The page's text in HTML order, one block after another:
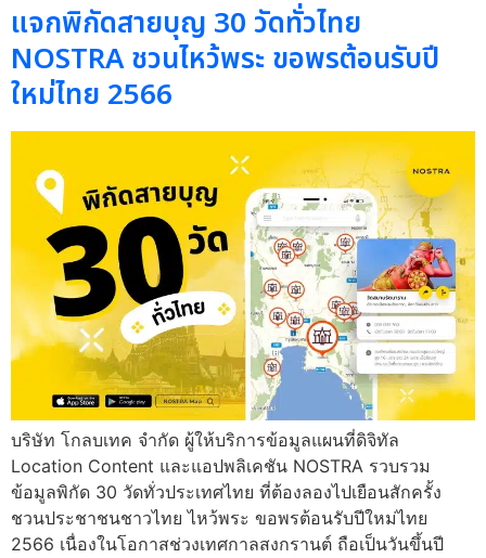
แจกพิกัดสายบุญ 30 วัดทั่วไทย
NOSTRA ชวนไหว้พระ ขอพรต้อนรับปี
ใหม่ไทย 2566
บริษัท โกลบเทค จำกัด ผู้ให้บริการข้อมูลแผนที่ดิจิทัล
Location Content และแอปพลิเคชัน NOSTRA รวบรวม
ข้อมูลพิกัด 30 วัดทั่วประเทศไทย ที่ต้องลองไปเยือนสักครั้ง
ชวนประชาชนชาวไทย ไหว้พระ ขอพรต้อนรับปีใหม่ไทย
2566 เนื่องในโอกาสช่วงเทศกาลสงกรานต์ ถือเป็นวันขึ้นปี